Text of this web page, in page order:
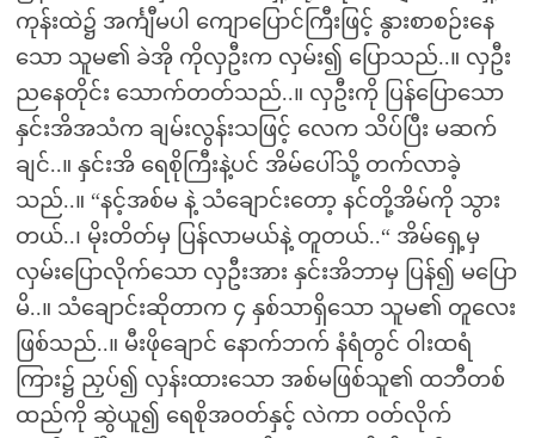
ကုန်းထဲ၌ အင်္ကျီမပါ ကျောပြောင်ကြီးဖြင့် နွားစာစဉ်းနေ
သော သူမ၏ ခဲအို ကိုလှဦးက လှမ်း၍ ပြောသည်..။ လှဦး
ညနေတိုင်း သောက်တတ်သည်..။ လှဦးကို ပြန်ပြောသော
နှင်းအိအသံက ချမ်းလွန်းသဖြင့် လေက သိပ်ပြီး မဆက်
ချင်..။ နှင်းအိ ရေစိုကြီးနဲ့ပင် အိမ်ပေါ်သို့ တက်လာခဲ့
သည်..။ “နင့်အစ်မ နဲ့ သံချောင်းတော့ နင်တို့အိမ်ကို သွား
တယ်..၊ မိုးတိတ်မှ ပြန်လာမယ်နဲ့ တူတယ်..“ အိမ်ရှေ့မှ
လှမ်းပြောလိုက်သော လှဦးအား နှင်းအိဘာမှ ပြန်၍ မပြော
မိ..။ သံချောင်းဆိုတာက ၄ နှစ်သာရှိသော သူမ၏ တူလေး
ဖြစ်သည်..။ မီးဖိုချောင် နောက်ဘက် နံရံတွင် ဝါးထရံ
ကြား၌ ညှပ်၍ လှန်းထားသော အစ်မဖြစ်သူ၏ ထဘီတစ်
ထည်ကို ဆွဲယူ၍ ရေစိုအဝတ်နှင့် လဲကာ ဝတ်လိုက်